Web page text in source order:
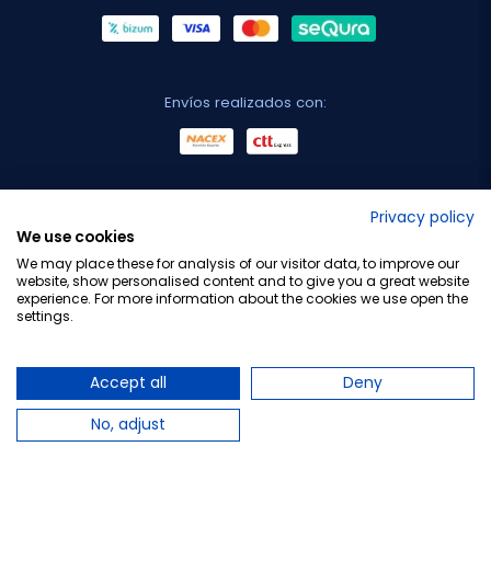
Envíos realizados con:
Privacy policy
We use cookies
We may place these for analysis of our visitor data, to improve our
website, show personalised content and to give you a great website
experience. For more information about the cookies we use open the
settings.
Accept all
Deny
No, adjust